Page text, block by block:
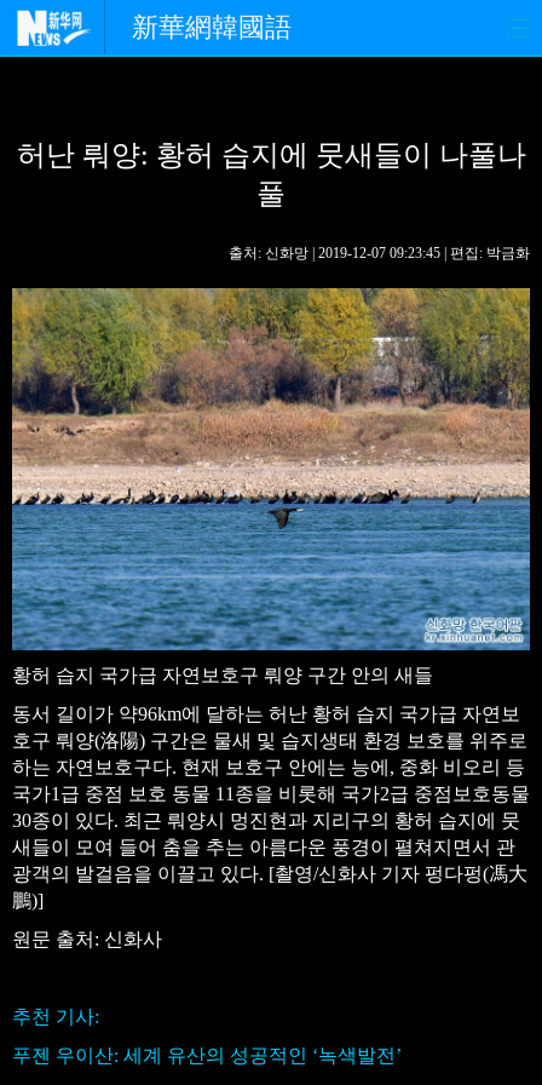
新華網韓國語
경제 사회 포토
핫 TV
생생 중국어
허난 뤄양: 황허 습지에 뭇새들이 나풀나
풀
출처: 신화망 | 2019-12-07 09:23:45 | 편집: 박금화
황허 습지 국가급 자연보호구 뤄양 구간 안의 새들
동서 길이가 약96km에 달하는 허난 황허 습지 국가급 자연보
호구 뤄양(洛陽) 구간은 물새 및 습지생태 환경 보호를 위주로
하는 자연보호구다. 현재 보호구 안에는 능에, 중화 비오리 등
국가1급 중점 보호 동물 11종을 비롯해 국가2급 중점보호동물
30종이 있다. 최근 뤄양시 멍진현과 지리구의 황허 습지에 뭇
새들이 모여 들어 춤을 추는 아름다운 풍경이 펼쳐지면서 관
광객의 발걸음을 이끌고 있다. [촬영/신화사 기자 펑다펑(馮大
鵬)]
원문 출처: 신화사
추천 기사:
푸젠 우이산: 세계 유산의 성공적인 ‘녹색발전’